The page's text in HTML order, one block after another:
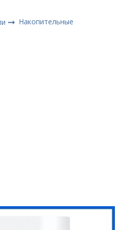
Накопительные